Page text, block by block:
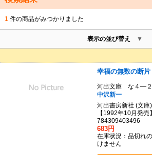
1 件の商品がみつかりました
表示の並び替え
幸福の無数の断片
河出文庫 な４―２
中沢新一
河出書房新社 (文庫)
【1992年10月発
784309403496
683円
在庫状況：品切れ
けません